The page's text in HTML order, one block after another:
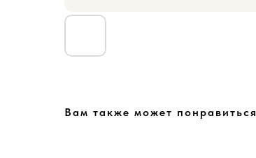
Вам также может понравиться